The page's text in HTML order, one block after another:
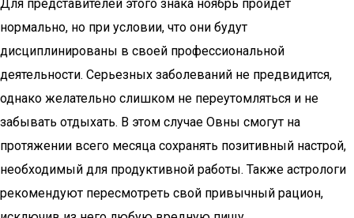
Для представителей этого знака ноябрь пройдет
нормально, но при условии, что они будут
дисциплинированы в своей профессиональной
деятельности. Серьезных заболеваний не предвидится,
однако желательно слишком не переутомляться и не
забывать отдыхать. В этом случае Овны смогут на
протяжении всего месяца сохранять позитивный настрой,
необходимый для продуктивной работы. Также астрологи
рекомендуют пересмотреть свой привычный рацион,